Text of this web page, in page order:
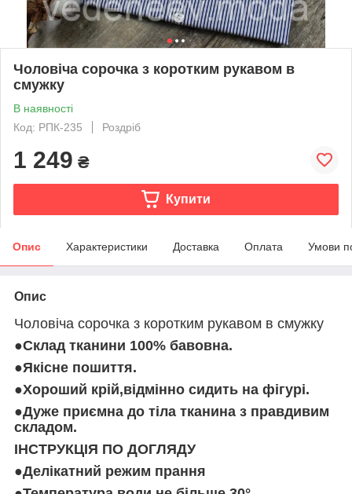
Чоловіча сорочка з коротким рукавом в
смужку
В наявності
Код: РПК-235
Роздріб
1 249 ₴
Купити
Опис Характеристики Доставка Оплата Умови
Опис
Чоловіча сорочка з коротким рукавом в смужку
●Склад тканини 100% бавовна.
●Якісне пошиття.
●Хороший крій,відмінно сидить на фігурі.
●Дуже приємна до тіла тканина з правдивим
складом.
ІНСТРУКЦІЯ ПО ДОГЛЯДУ
●Делікатний режим прання